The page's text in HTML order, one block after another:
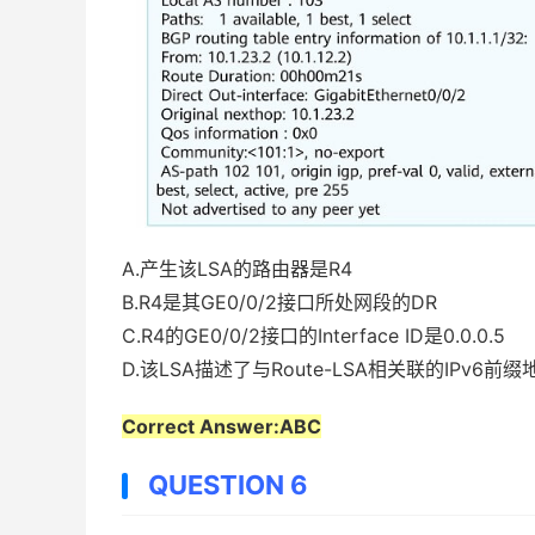
A.产生该LSA的路由器是R4
B.R4是其GE0/0/2接口所处网段的DR
C.R4的GE0/0/2接口的Interface ID是0.0.0.5
D.该LSA描述了与Route-LSA相关联的IPv6前缀
Correct Answer:ABC
QUESTION 6